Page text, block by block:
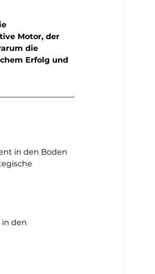
Motor, der
die
Erfolg und
in den Boden
in den